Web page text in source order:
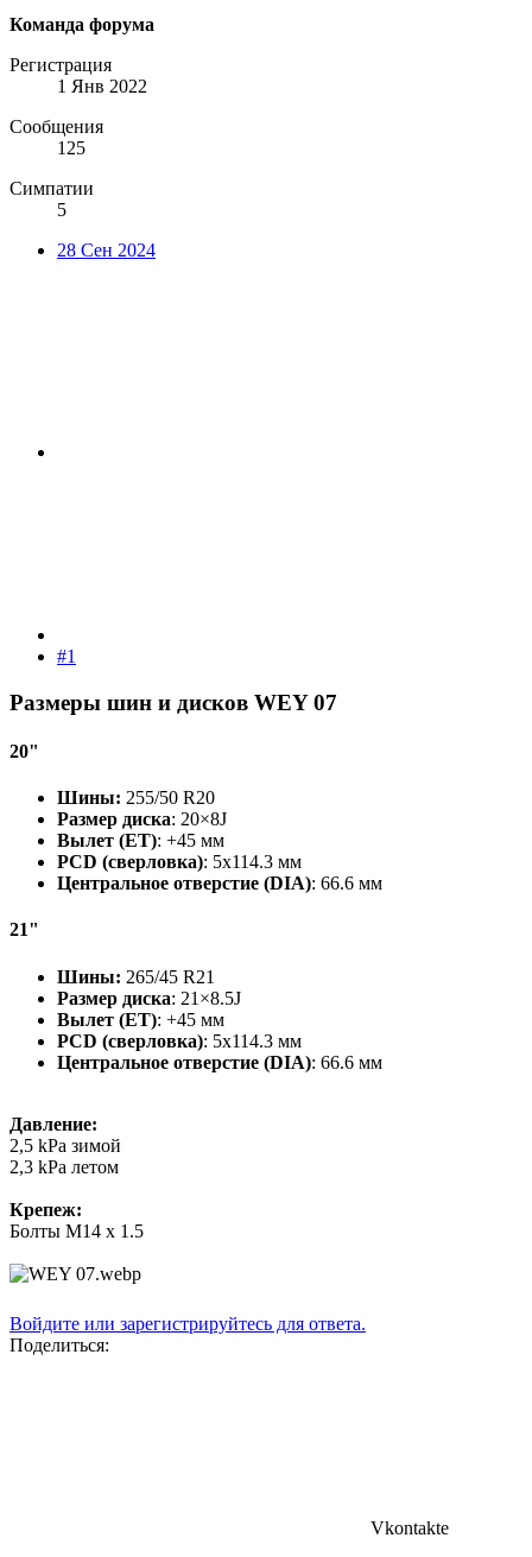
Команда форума
Регистрация
1 Янв 2022
Сообщения
125
Симпатии
5
28 Сен 2024
#1
Размеры шин и дисков WEY 07​
20"​
Шины: 255/50 R20
Размер диска: 20×8J
Вылет (ET): +45 мм
PCD (сверловка): 5x114.3 мм
Центральное отверстие (DIA): 66.6 мм
21"​
Шины: 265/45 R21
Размер диска: 21×8.5J
Вылет (ET): +45 мм
PCD (сверловка): 5x114.3 мм
Центральное отверстие (DIA): 66.6 мм
Давление:
2,5 kPa зимой
2,3 kPa летом
Крепеж:
Болты M14 x 1.5
Войдите или зарегистрируйтесь для ответа.
Поделиться:
Vkontakte